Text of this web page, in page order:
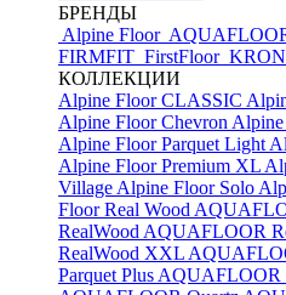
БРЕНДЫ
Alpine Floor
FIRMFIT FirstFloor
КОЛЛЕКЦИИ
Alpine Floor CLASSIC
Alpine Floor Chevron Alpine
Alpine Floor Parquet Light
Alpine Floor Premium XL
Village Alpine Floor Solo
Floor Real Wood
RealWood AQUAFLOOR
RealWood XXL
Parquet Plus AQUAFLOOR